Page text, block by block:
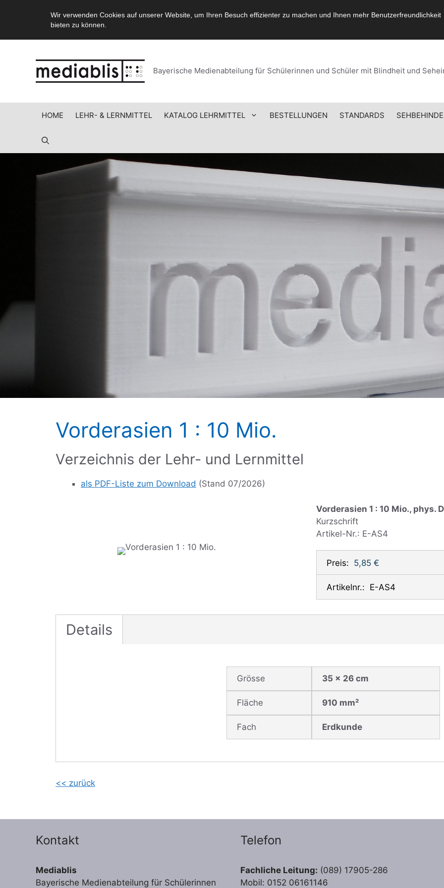
Wir verwenden Cookies auf unserer Website, um Ihren Besuch effizienter zu machen und Ihnen mehr Benutzerfreundlichkeit
bieten zu können.
Bayerische Medienabteilung für Schülerinnen und Schüler mit Blindheit und
HOME LEHR- & LERNMITTEL KATALOG LEHRMITTEL BESTELLUNGEN STANDARDS
Vorderasien 1 : 10 Mio.
Verzeichnis der Lehr- und Lernmittel
als PDF-Liste zum Download (Stand 07/2026)
Vorderasien 1 : 10 Mio., phys.
Kurzschrift
Artikel-Nr.: E-AS4
Preis: 5,85 €
Artikelnr.: E-AS4
Details
Grösse 35 x 26 cm
Fläche 910 mm²
Fach Erdkunde
<< zurück
Kontakt
Mediablis
Bayerische Medienabteilung für Schülerinnen
Telefon
Fachliche Leitung: (089) 17905-286
Mobil: 0152 06161146